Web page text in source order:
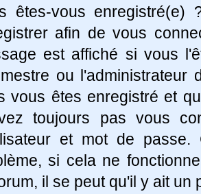
êtes-vous enregistré(e)
afin de vous
est affiché si vous
ou l'administrateur
vous êtes enregistré et
toujours pas vous
et mot de
si cela ne
il se peut qu'il y ait un